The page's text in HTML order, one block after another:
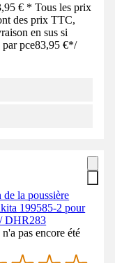
€ * Tous les prix
des prix TTC,
en sus si
par pce83,95 €*/
la poussière
199585-2 pour
DHR283
pas encore été